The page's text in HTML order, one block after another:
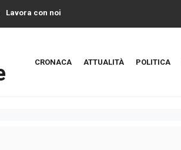
Lavora con noi
CRONACA ATTUALITÀ POLITICA